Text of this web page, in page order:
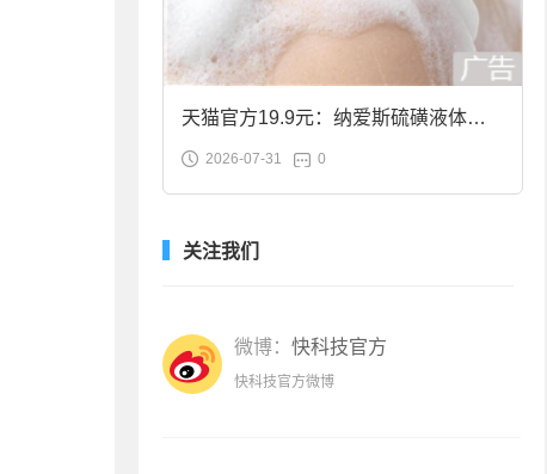
天猫官方19.9元：纳爱斯硫磺液体香
皂2斤大促
2026-07-31 0
关注我们
微博： 快科技官方
快科技官方微博